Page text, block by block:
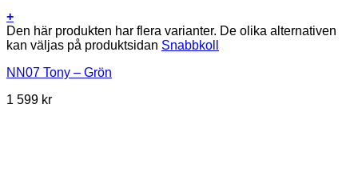
+
Den här produkten har flera varianter. De olika alternativen
kan väljas på produktsidan Snabbkoll
NN07 Tony – Grön
1 599 kr